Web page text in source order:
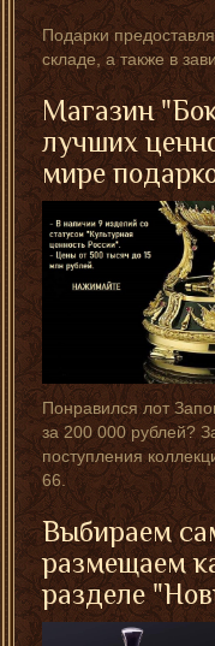
Подарки
складе, а также в
Магазин
лучших
мире
Понравился лот
за 200 000 рублей?
поступления
66.
Выбираем
размещаем
разделе